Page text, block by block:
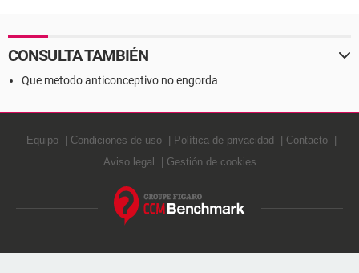
CONSULTA TAMBIÉN
Que metodo anticonceptivo no engorda
Equipo Condiciones de uso Política de privacidad
Contacto
Aviso legal
Gestión de cookies